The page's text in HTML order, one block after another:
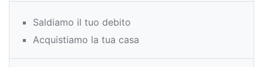
Saldiamo il tuo debito
Acquistiamo la tua casa